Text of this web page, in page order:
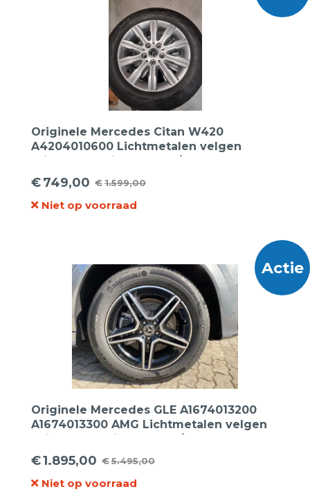
Originele Mercedes Citan W420
A4204010600 Lichtmetalen velgen
16inch + Continental 205/60R16 96H Eco-
6 XL zomerbanden.
€1.599,00
Oorspronkelijke
prijs
€749,00
Huidige
prijs
Niet op voorraad
Actie
Originele Mercedes GLE A1674013200
A1674013300 AMG Lichtmetalen velgen
20inch + Continental 275/50R20 113W
Sportcontact-5 MO XL zomerbanden.
€5.495,00
Oorspronkelijke
prijs
€1.895,00
Huidige
prijs
Niet op voorraad